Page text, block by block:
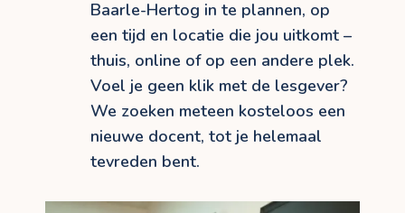
Baarle-Hertog in te plannen, op
een tijd en locatie die jou uitkomt –
thuis, online of op een andere plek.
Voel je geen klik met de lesgever?
We zoeken meteen kosteloos een
nieuwe docent, tot je helemaal
tevreden bent.